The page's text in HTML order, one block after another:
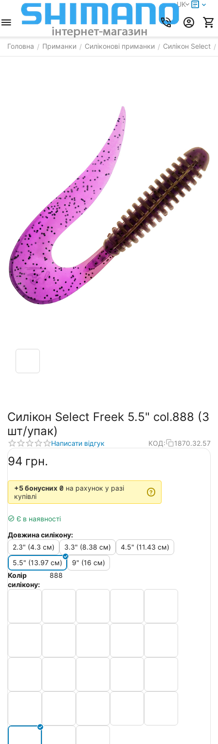
UK
Головна / Приманки / Силіконові приманки / Силікон Select /
Силікон Select Freek 5.5" col.888 (3
шт/упак)
Написати відгук КОД: 1870.32.57
‍94‍ грн.
+5 бонусних ₴ на рахунок у разі
купівлі
?
Є в наявності
Довжина силікону:
2.3" (4.3 см)
3.3" (8.38 см)
4.5" (11.43 см)
5.5" (13.97 см)
9" (16 см)
Колір
силікону:
888